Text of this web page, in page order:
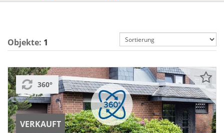
Objekte: 1
VERKAUFT
360°